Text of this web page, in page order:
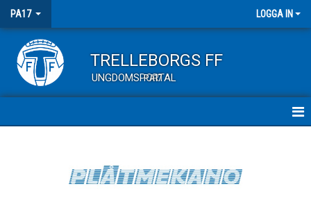
PA17 LOGGA IN
TRELLEBORGS FF
UNGDOMSPORTAL
PA17